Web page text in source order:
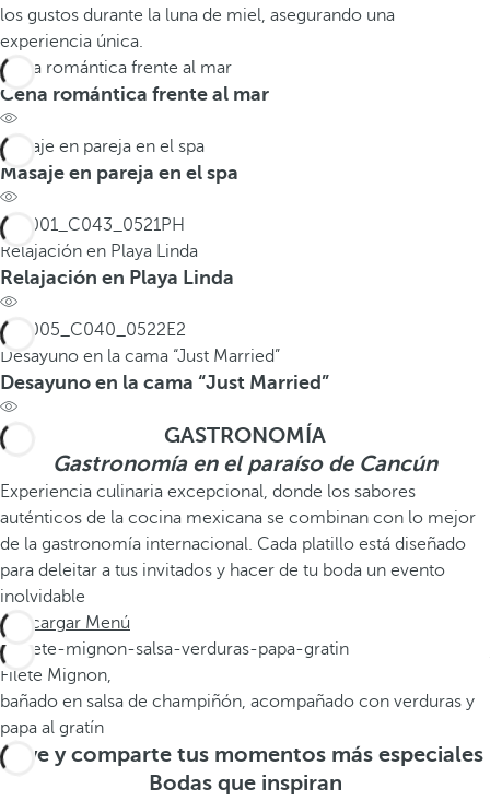
los gustos durante la luna de miel, asegurando una
experiencia única.
Cena romántica frente al mar
Cena romántica frente al mar
Masaje en pareja en el spa
Masaje en pareja en el spa
Relajación en Playa Linda
Relajación en Playa Linda
Desayuno en la cama “Just Married”
Desayuno en la cama “Just Married”
GASTRONOMÍA
Gastronomía en el paraíso de Cancún
Experiencia culinaria excepcional, donde los sabores
auténticos de la cocina mexicana se combinan con lo mejor
de la gastronomía internacional. Cada platillo está diseñado
para deleitar a tus invitados y hacer de tu boda un evento
inolvidable
Descargar Menú
Filete Mignon,
bañado en salsa de champiñón, acompañado con verduras y
papa al gratín
Vive y comparte tus momentos más especiales
Bodas que inspiran